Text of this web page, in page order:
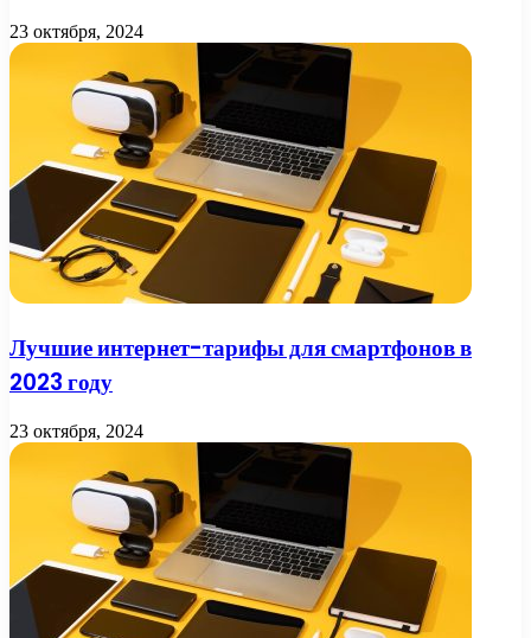
23 октября, 2024
Лучшие интернет-тарифы для смартфонов в
2023 году
23 октября, 2024